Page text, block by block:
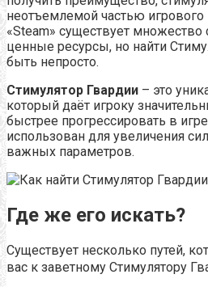
неотъемлемой частью игрового
«Steam» существует множество
ценные ресурсы, но найти
быть непросто.
Стимулятор Гвардии – это
который даёт игроку
быстрее прогрессировать в
использован для увеличения
важных параметров.
Где же его искать?
Существует несколько путей,
вас к заветному Стимулятору